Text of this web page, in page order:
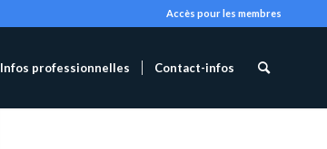
Accès pour les membres
Infos professionnelles Contact-infos